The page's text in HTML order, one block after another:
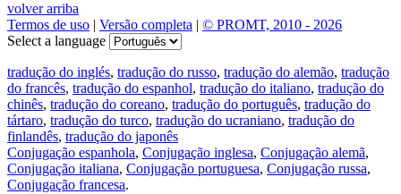
volver arriba
Termos de uso | Versão completa | © PROMT, 2010 - 2026
Select a language
tradução do inglés, tradução do russo, tradução do alemão, tradução
do francês, tradução do espanhol, tradução do italiano, tradução do
chinês, tradução do coreano, tradução do português, tradução do
tártaro, tradução do turco, tradução do ucraniano, tradução do
finlandês, tradução do japonês
Conjugação espanhola, Conjugação inglesa, Conjugação alemã,
Conjugação italiana, Conjugação portuguesa, Conjugação russa,
Conjugação francesa.